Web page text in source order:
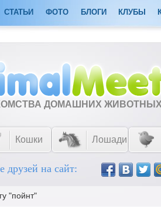
СТАТЬИ ФОТО БЛОГИ КЛУБЫ
ДОМАШНИХ
Кошки Лошади
друзей на сайт:
"пойнт"